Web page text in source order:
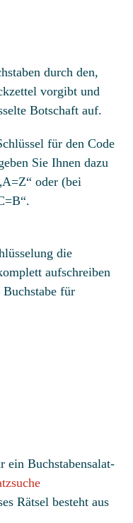
durch den,
vorgibt und
Botschaft auf.
für den Code
Sie Ihnen dazu
oder (bei
die
aufschreiben
für
ein Buchstabensalat-
Rätsel besteht aus